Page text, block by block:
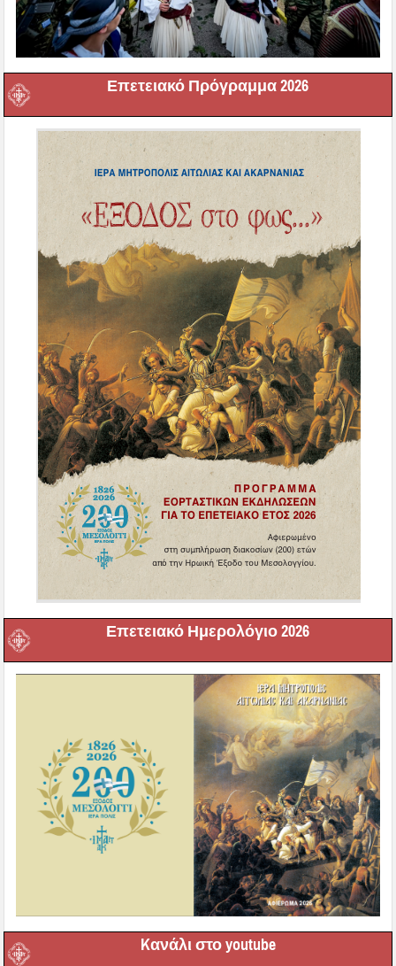
Επετειακό Πρόγραμμα 2026
Επετειακό Ημερολόγιο 2026
Kανάλι στο youtube